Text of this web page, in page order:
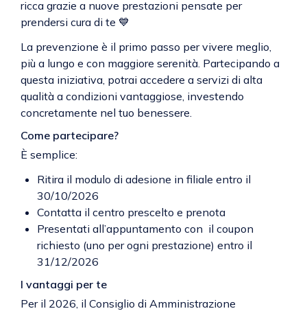
ricca grazie a nuove prestazioni pensate per
prendersi cura di te 💙
La prevenzione è il primo passo per vivere meglio,
più a lungo e con maggiore serenità. Partecipando a
questa iniziativa, potrai accedere a servizi di alta
qualità a condizioni vantaggiose, investendo
concretamente nel tuo benessere.
Come partecipare?
È semplice:
Ritira il modulo di adesione in filiale entro il
30/10/2026
Contatta il centro prescelto e prenota
Presentati all’appuntamento con il coupon
richiesto (uno per ogni prestazione) entro il
31/12/2026
I vantaggi per te
Per il 2026, il Consiglio di Amministrazione